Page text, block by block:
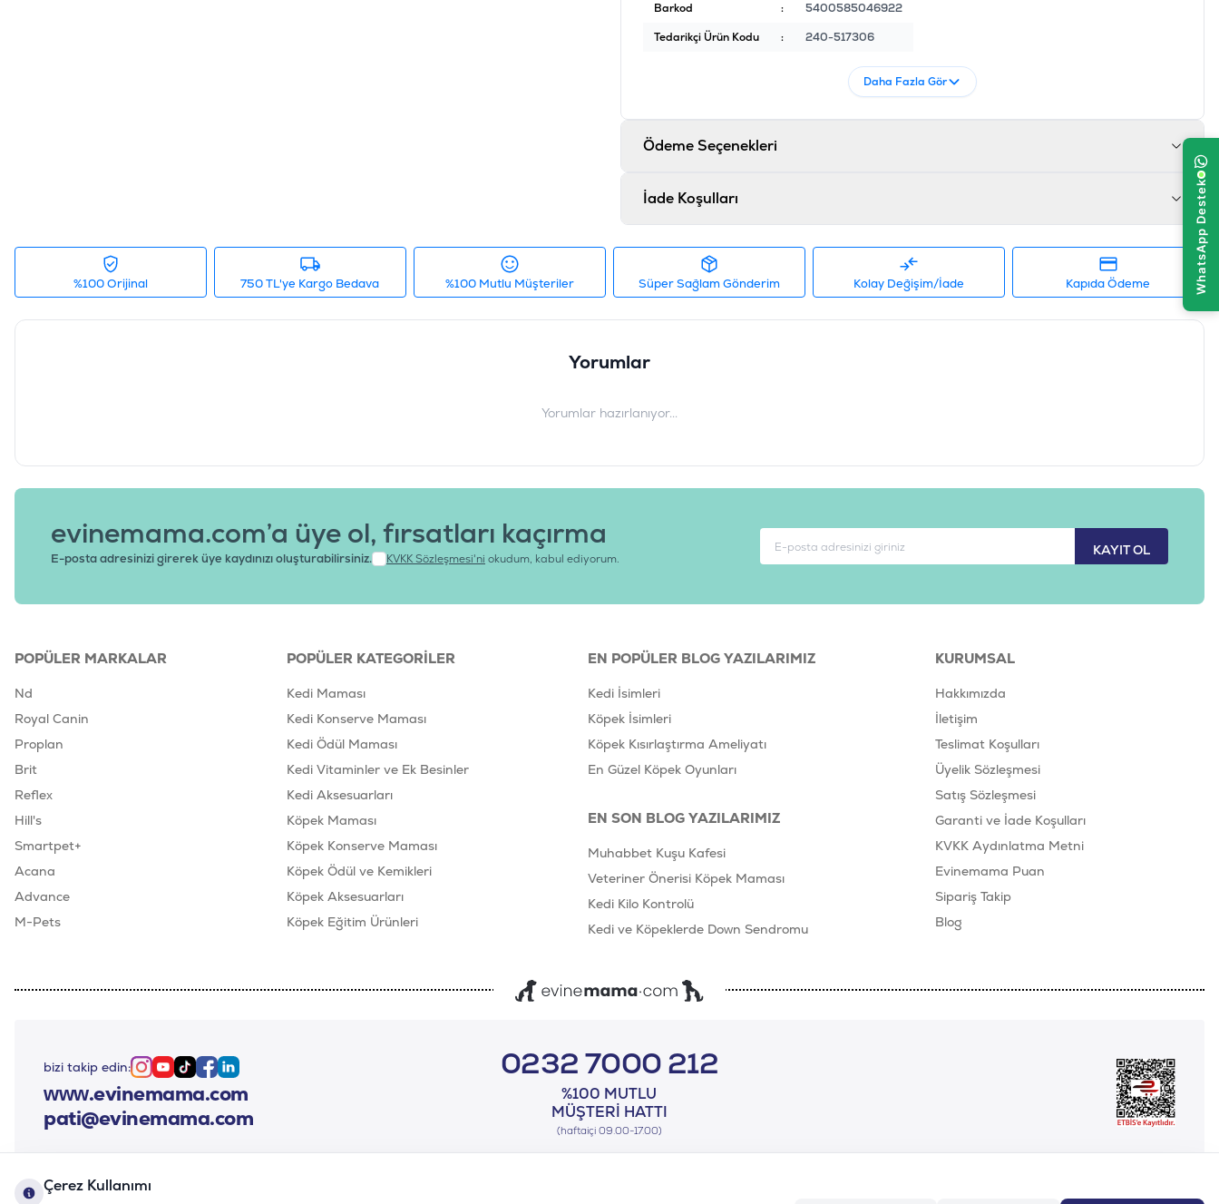
Barkod
:
5400585046922
Tedarikçi Ürün Kodu
: 240-517306
Daha Fazla Gör
Ödeme Seçenekleri
İade Koşulları
%100 Orijinal 750 TL'ye Kargo Bedava %100 Mutlu Müşteriler Süper Sağlam Gönderim Kolay Değişim/İade Kapıda Ödeme
Yorumlar
Yorumlar hazırlanıyor...
KAYIT OL
evinemama.com’a üye ol, fırsatları kaçırma
E-posta adresinizi girerek üye kaydınızı oluşturabilirsiniz. KVKK Sözleşmesi'ni okudum, kabul ediyorum.
POPÜLER MARKALAR
Nd
Royal Canin
Proplan
Brit
Reflex
Hill's
Smartpet+
Acana
Advance
M-Pets
POPÜLER KATEGORILER
Kedi Maması
Kedi Konserve Maması
Kedi Ödül Maması
Kedi Vitaminler ve Ek Besinler
Kedi Aksesuarları
Köpek Maması
Köpek Konserve Maması
Köpek Ödül ve Kemikleri
Köpek Aksesuarları
Köpek Eğitim Ürünleri
EN POPÜLER BLOG YAZILARIMIZ
Kedi İsimleri
Köpek İsimleri
Köpek Kısırlaştırma Ameliyatı
En Güzel Köpek Oyunları
EN SON BLOG YAZILARIMIZ
Muhabbet Kuşu Kafesi
Veteriner Önerisi Köpek Maması
Kedi Kilo Kontrolü
Kedi ve Köpeklerde Down Sendromu
KURUMSAL
Hakkımızda
İletişim
Teslimat Koşulları
Üyelik Sözleşmesi
Satış Sözleşmesi
Garanti ve İade Koşulları
KVKK Aydınlatma Metni
Evinemama Puan
Sipariş Takip
Blog
bizi takip edin: Instagram
Youtube
TiktokFacebook
Linkedin
www.evinemama.com
pati@evinemama.com
0232 7000 212
%100 MUTLU
MÜŞTERI HATTI
(haftaiçi 09.00-17.00)
Çerez Kullanımı